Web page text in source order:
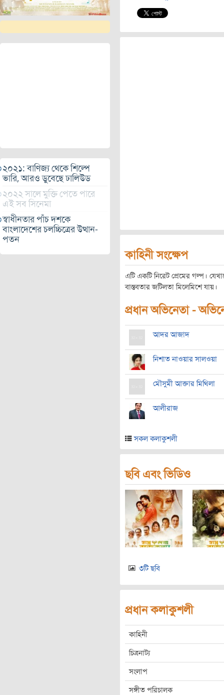
২০২১: বাণিজ্য থেকে শিল্পে
ভারি, আরও ডুবেছে ঢালিউড
২০২২ সালে মুক্তি পেতে পারে
এই সব সিনেমা
স্বাধীনতার পাঁচ দশকে
বাংলাদেশের চলচ্চিত্রের উত্থান-
পতন
কাহিনী সংক্ষেপ
এটি একটি নিরেট প্রেমের গল্প।
বাস্তবতার জটিলতা মিলেমিশে যায়।
প্রধান অভিনেতা -
আদর আজাদ
নিশাত নাওয়ার সালওয়া
মৌসুমী আক্তার মিথিলা
আলীরাজ
সকল কলাকুশলী
ছবি এবং ভিডিও
৩টি ছবি
প্রধান কলাকুশলী
কাহিনী
চিত্রনাট্য
সংলাপ
সঙ্গীত পরিচালক